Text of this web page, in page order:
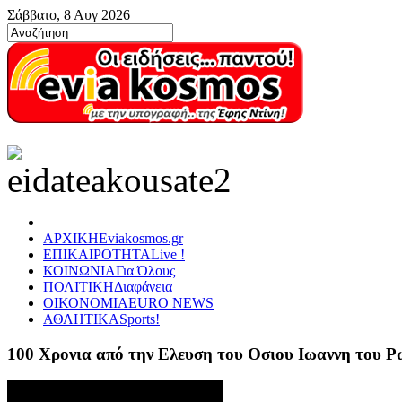
Σάββατο, 8 Αυγ 2026
ΑΡΧΙΚΗEviakosmos.gr
ΕΠΙΚΑΙΡΟΤΗΤΑLive !
ΚΟΙΝΩΝΙΑΓια Όλους
ΠΟΛΙΤΙΚΗΔιαφάνεια
ΟΙΚΟΝΟΜΙΑEURO NEWS
ΑΘΛΗΤΙΚΑSports!
100 Χρονια από την Ελευση του Οσιου Ιωαννη του